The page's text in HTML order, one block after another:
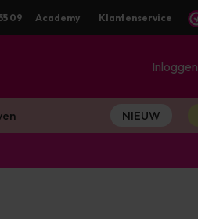
werkdag verstuurd
09 Academy Klantenservice
Inloggen
NIEUW